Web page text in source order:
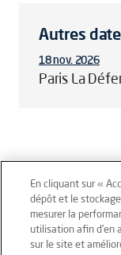
Autres
18 nov. 2026
Paris La
Mentions légales
En cliquant sur «
dépôt et le
mesurer la
utilisation afin d’en
sur le site et